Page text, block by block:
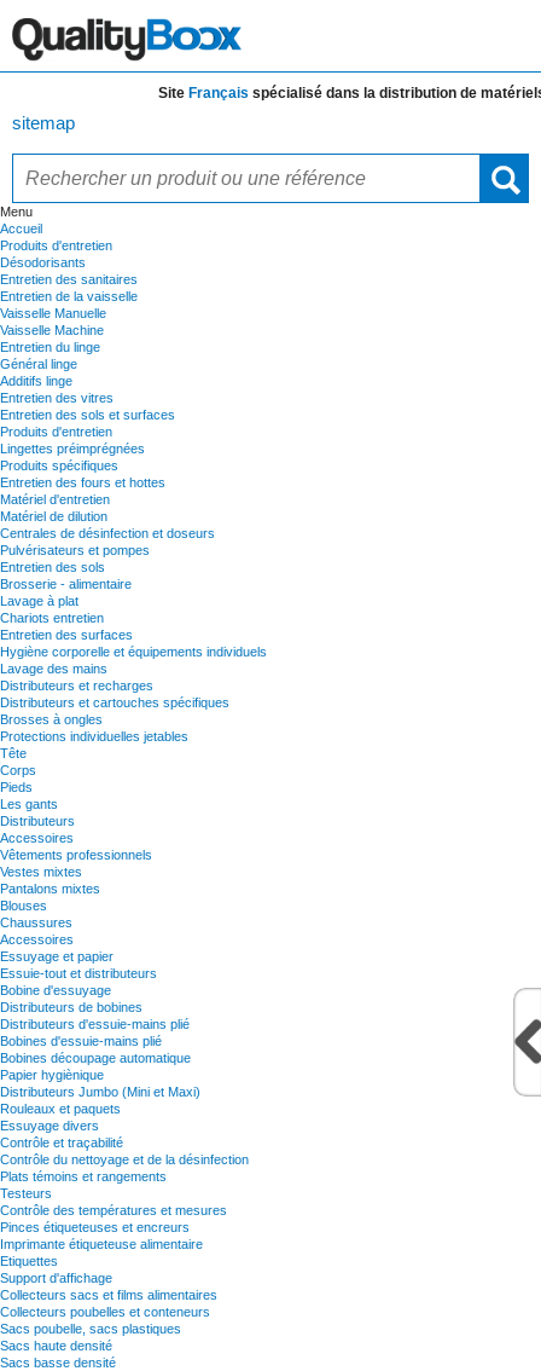
SiteFrançaisspécialisé dans la distribution dematériels
sitemap
Menu
Accueil
Produits d'entretien
Désodorisants
Entretien des sanitaires
Entretien de la vaisselle
Vaisselle Manuelle
Vaisselle Machine
Entretien du linge
Général linge
Additifs linge
Entretien des vitres
Entretien des sols et surfaces
Produits d'entretien
Lingettes préimprégnées
Produits spécifiques
Entretien des fours et hottes
Matériel d'entretien
Matériel de dilution
Centrales de désinfection et doseurs
Pulvérisateurs et pompes
Entretien des sols
Brosserie - alimentaire
Lavage à plat
Chariots entretien
Entretien des surfaces
Hygiène corporelle et équipements individuels
Lavage des mains
Distributeurs et recharges
Distributeurs et cartouches spécifiques
Brosses à ongles
Protections individuelles jetables
Tête
Corps
Pieds
Les gants
Distributeurs
Accessoires
Vêtements professionnels
Vestes mixtes
Pantalons mixtes
Blouses
Chaussures
Accessoires
Essuyage et papier
Essuie-tout et distributeurs
Bobine d'essuyage
Distributeurs de bobines
Distributeurs d'essuie-mains plié
Bobines d'essuie-mains plié
Bobines découpage automatique
Papier hygiènique
Distributeurs Jumbo (Mini et Maxi)
Rouleaux et paquets
Essuyage divers
Contrôle et traçabilité
Contrôle du nettoyage et de la désinfection
Plats témoins et rangements
Testeurs
Contrôle des températures et mesures
Pinces étiqueteuses et encreurs
Imprimante étiqueteuse alimentaire
Etiquettes
Support d'affichage
Collecteurs sacs et films alimentaires
Collecteurs poubelles et conteneurs
Sacs poubelle, sacs plastiques
Sacs haute densité
Sacs basse densité